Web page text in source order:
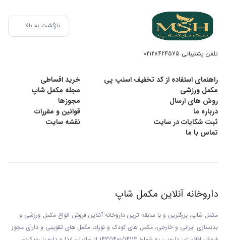
بازگشت به بالا
تلفن پشتیبانی 02128424575
راهنمای استفاده از کد تخفیف اسنپ پی
خرید اقساطی
مکمل ورزشی
مجله مکمل شاپ
روش های ارسال
مجوزها
درباره ما
قوانین و مقررات
ثبت شکایات در سایت
نقشه سایت
تماس با ما
داروخانه آنلاین مکمل شاپ
مکمل شاپ، بزرگترین و با سابقه ترین داروخانه آنلاین فروش انواع مکمل ورزشی و
بدنسازی ایرانی و خارجی، مکمل های کودک و نوزاد، مکمل های تقویتی و دارای مجوز